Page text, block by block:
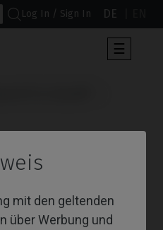
mit den geltenden
über Werbung und
Log In / Sign In DE
der
☰